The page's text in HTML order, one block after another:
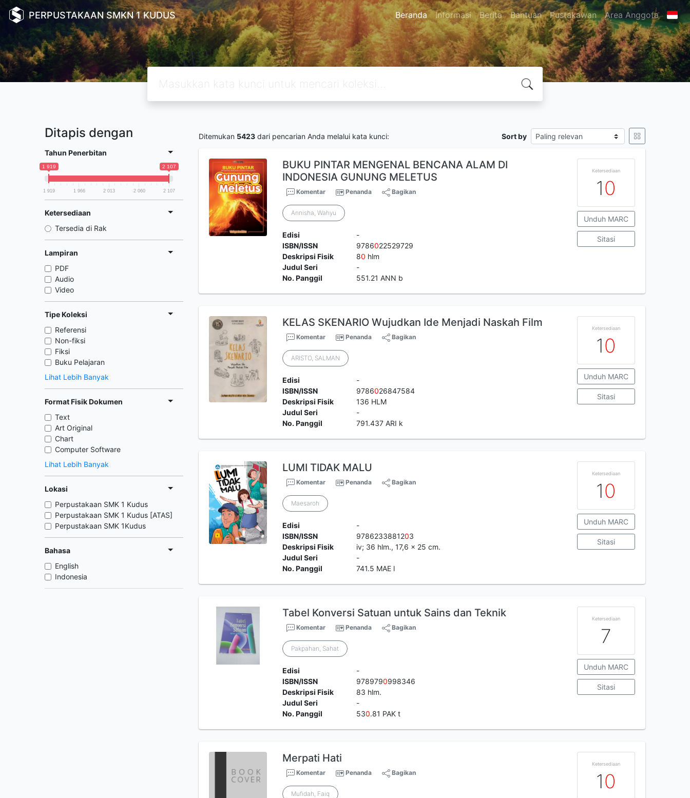
PERPUSTAKAAN SMKN 1 KUDUS Beranda Informasi Berita Bantuan Pustakawan Area Anggota
Ditapis dengan
Tahun Penerbitan
1 919 2 107
1 919 1 966 2 013 2 060 2 107
Ketersediaan
Tersedia di Rak
Lampiran
PDF
Audio
Video
Tipe Koleksi
Referensi
Non-fiksi
Fiksi
Buku Pelajaran
Lihat Lebih Banyak
Format Fisik Dokumen
Text
Art Original
Chart
Computer Software
Lihat Lebih Banyak
Lokasi
Perpustakaan SMK 1 Kudus
Perpustakaan SMK 1 Kudus [ATAS]
Perpustakaan SMK 1Kudus
Bahasa
English
Indonesia
Ditemukan 5423 dari pencarian Anda melalui kata kunci: Sort by
BUKU PINTAR MENGENAL BENCANA ALAM DI
INDONESIA GUNUNG MELETUS
Komentar Penanda Bagikan
Annisha, Wahyu
Edisi
-
ISBN/ISSN
9786022529729
Deskripsi Fisik
80 hlm
Judul Seri
-
No. Panggil
551.21 ANN b
Ketersediaan
10
Unduh MARC
Sitasi
KELAS SKENARIO Wujudkan Ide Menjadi Naskah Film
Komentar Penanda Bagikan
ARISTO, SALMAN
Edisi
-
ISBN/ISSN
9786026847584
Deskripsi Fisik
136 HLM
Judul Seri
-
No. Panggil
791.437 ARI k
Ketersediaan
10
Unduh MARC
Sitasi
LUMI TIDAK MALU
Komentar Penanda Bagikan
Maesaroh
Edisi
-
ISBN/ISSN
9786233881203
Deskripsi Fisik
iv; 36 hlm., 17,6 x 25 cm.
Judul Seri
-
No. Panggil
741.5 MAE l
Ketersediaan
10
Unduh MARC
Sitasi
Tabel Konversi Satuan untuk Sains dan Teknik
Komentar Penanda Bagikan
Pakpahan, Sahat
Edisi
-
ISBN/ISSN
9789790998346
Deskripsi Fisik
83 hlm.
Judul Seri
-
No. Panggil
530.81 PAK t
Ketersediaan
7
Unduh MARC
Sitasi
Merpati Hati
Komentar Penanda Bagikan
Mufidah, Faiq
Ketersediaan
10